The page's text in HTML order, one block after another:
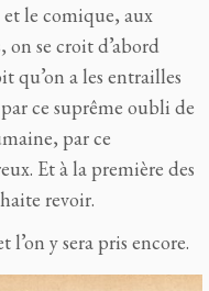
le comique, aux
se croit d’abord
qu’on a les entrailles
ce suprême oubli de
par ce
Et à la première des
revoir.
y sera pris encore.